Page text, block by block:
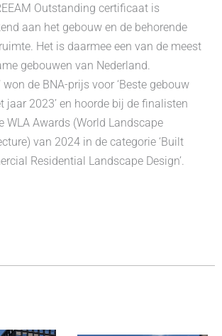
Outstanding certificaat is
aan het gebouw en de behorende
Het is daarmee een van de meest
gebouwen van Nederland.
won de BNA-prijs voor ‘Beste gebouw
jaar 2023’ en hoorde bij de finalisten
WLA Awards (World Landscape
van 2024 in de categorie ‘Built
Residential Landscape Design’.